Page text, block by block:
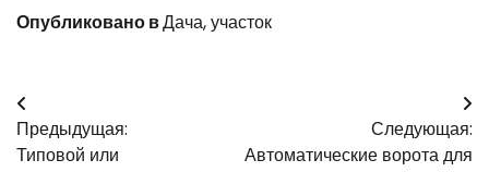
Опубликовано вДача, участок
Навигация
по
Предыдущая:
Типовой или
Следующая:
Автоматические ворота для